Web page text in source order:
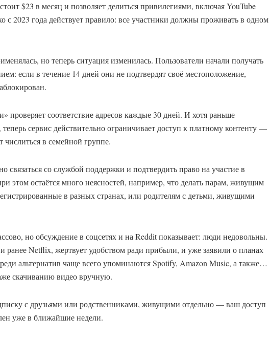
$23 в месяц и позволяет делиться привилегиями, включая YouTube
с 2023 года действует правило: все участники должны проживать в одном
но теперь ситуация изменилась. Пользователи начали получать
если в течение 14 дней они не подтвердят своё местоположение,
проверяет соответствие адресов каждые 30 дней. И хотя раньше
сервис действительно ограничивает доступ к платному контенту —
числиться в семейной группе.
связаться со службой поддержки и подтвердить право на участие в
этом остаётся много неясностей, например, что делать парам, живущим
в разных странах, или родителям с детьми, живущими
но обсуждение в соцсетях и на Reddit показывает: люди недовольны.
ранее Netflix, жертвует удобством ради прибыли, и уже заявили о планах
альтернатив чаще всего упоминаются Spotify, Amazon Music, а также…
скачиванию видео вручную.
с друзьями или родственниками, живущими отдельно — ваш доступ
уже в ближайшие недели.